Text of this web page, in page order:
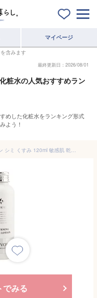
マイページ
含みます
最終更新日：2026/08/01
粧水の人気おすすめラン
めした化粧水をランキング形式
よう！
ETVOS エトヴォス 薬用 クリアローション シミ くすみ 120ml 敏感肌 乾燥肌 普通肌 混合肌 脂性肌 化粧水[医薬部外品][ギフトラッピング対応]
でみる